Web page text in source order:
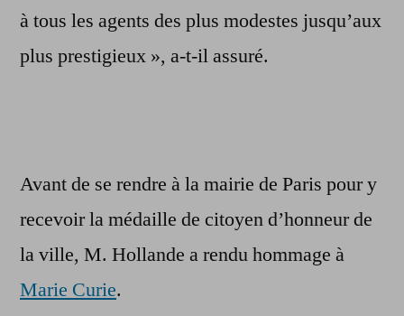
à tous les agents des plus modestes jusqu’aux
plus prestigieux », a-t-il assuré.
Avant de se rendre à la mairie de Paris pour y
recevoir la médaille de citoyen d’honneur de
la ville, M. Hollande a rendu hommage à
Marie Curie.